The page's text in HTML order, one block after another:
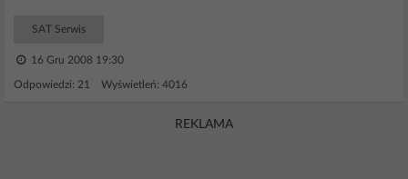
SAT Serwis
16 Gru 2008 19:30
Odpowiedzi: 21 Wyświetleń: 4016
REKLAMA